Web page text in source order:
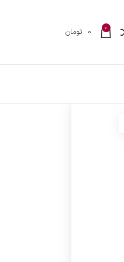
0
0 تومان